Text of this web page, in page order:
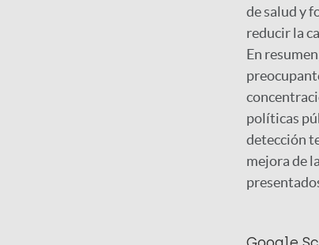
de salud y
reducir la
En
políticas
detección
mejora de